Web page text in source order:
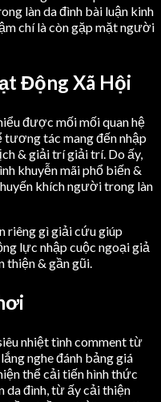
làn da đình bài luận kinh
chí là còn gặp mặt người
Động Xã Hội
được mối mối quan hệ
tương tác mang đến nhập
& giải trí giải trí. Do ấy,
khuyễn mãi phổ biến &
khích người trong làn
riêng gì giải cứu giúp
lực nhập cuộc ngoại giả
thiện & gần gũi.
nhiệt tình comment từ
nghe đánh bảng giá
thể cải tiến hình thức
da đình, từ ấy cải thiện